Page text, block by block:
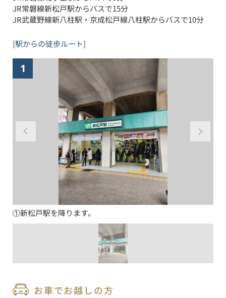
JR常磐線新松戸駅からバスで15分
JR武蔵野線新八柱駅・京成松戸線八柱駅からバスで10分
[駅からの徒歩ルート]
1
①新松戸駅を降ります。
お車でお越しの方